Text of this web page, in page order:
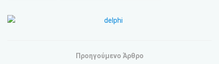
Προηγούμενο Άρθρο